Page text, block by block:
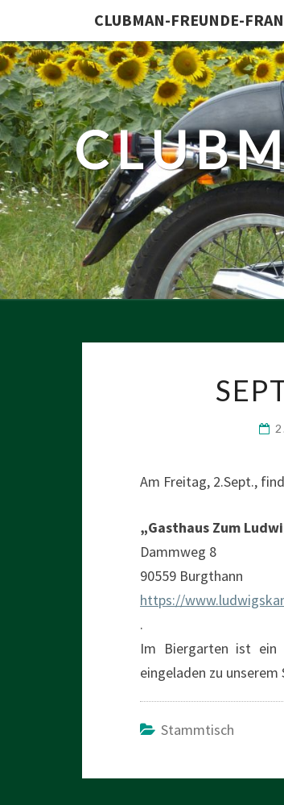
CLUBMAN-FREUNDE-
Am Freitag, 2.Sept.,
„Gasthaus Zum
Dammweg 8
90559 Burgthann
https://
.
Im Biergarten ist ein
eingeladen zu
Stammtisch